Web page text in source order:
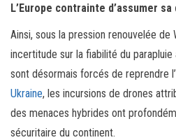
L’Europe contrainte d’assumer
Ainsi, sous la pression renouvelée de
incertitude sur la fiabilité du parapluie
sont désormais forcés de reprendre
Ukraine, les incursions de drones
des menaces hybrides ont
sécuritaire du continent.